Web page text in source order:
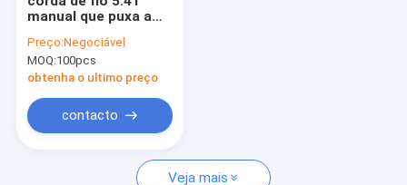
manual que puxa a
levantamento 20m
da grua para o
armazém
Preço:Negociável
MOQ:100pcs
obtenha o ultimo preço
contacto
Veja mais